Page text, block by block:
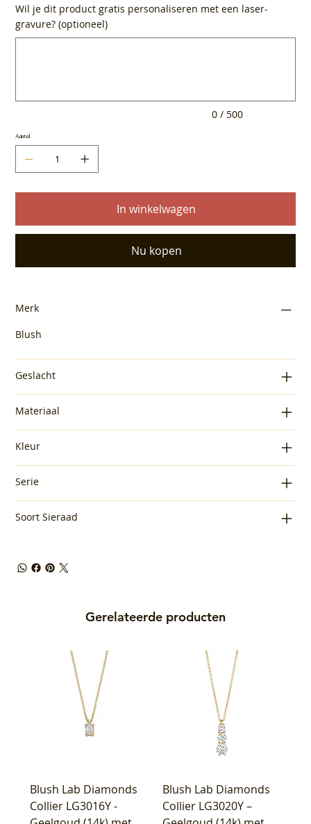
Wil je dit product gratis personaliseren met een laser-
gravure? (optioneel)
0 / 500
Aantal
In winkelwagen
Nu kopen
Merk
Blush
Geslacht
Materiaal
Kleur
Serie
Soort Sieraad
Gerelateerde producten
Blush Lab Diamonds
Collier LG3016Y -
Blush Lab Diamonds
Collier LG3020Y –